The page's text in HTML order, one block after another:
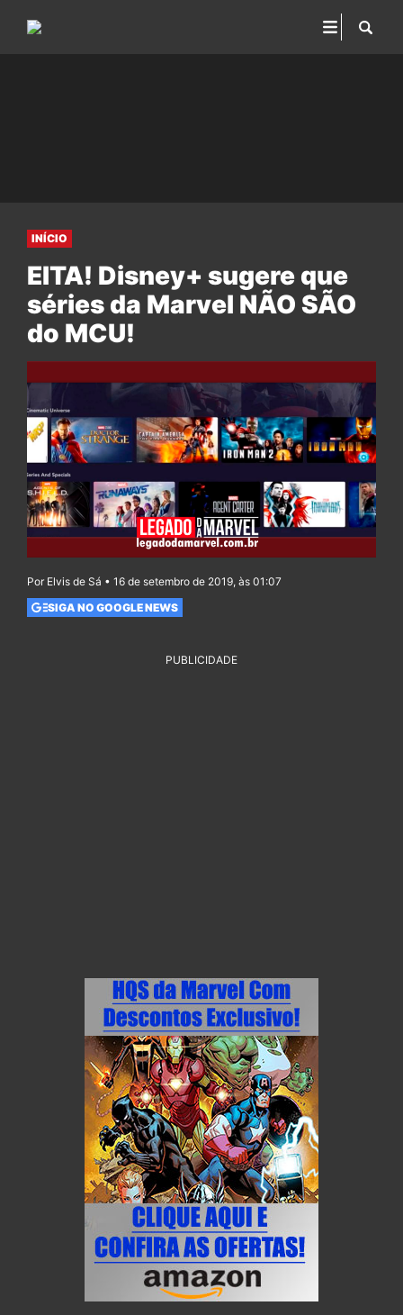
INÍCIO
EITA! Disney+ sugere que
séries da Marvel NÃO SÃO
do MCU!
Por Elvis de Sá • 16 de setembro de 2019, às 01:07
SIGA NO GOOGLE NEWS
PUBLICIDADE